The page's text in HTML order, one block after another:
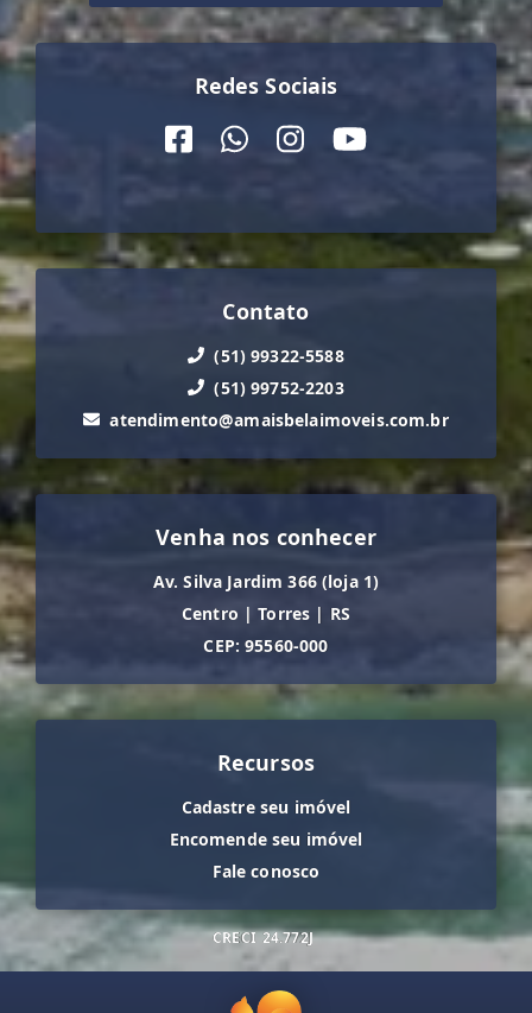
Redes Sociais
Contato
(51) 99322-5588
(51) 99752-2203
atendimento@amaisbelaimoveis.com.br
Venha nos conhecer
Av. Silva Jardim 366 (loja 1)
Centro | Torres | RS
CEP: 95560-000
Recursos
Cadastre seu imóvel
Encomende seu imóvel
Fale conosco
CRECI 24.772J